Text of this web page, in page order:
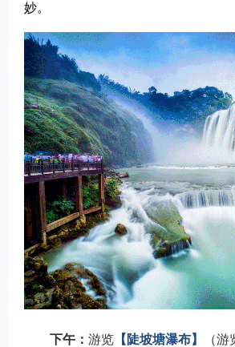
妙。
下午： 游览 【陡坡塘瀑布】 （